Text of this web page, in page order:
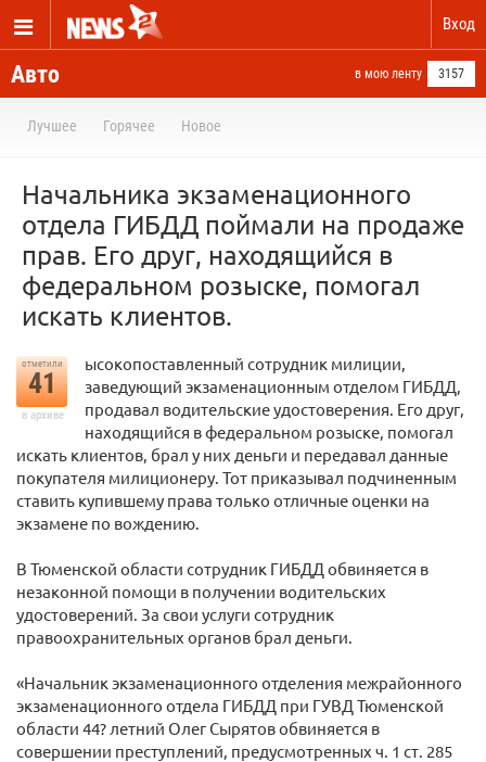
Вход
Авто в мою ленту 3157
Лучшее Горячее Новое
Начальника экзаменационного
отдела ГИБДД поймали на продаже
прав. Его друг, находящийся в
федеральном розыске, помогал
искать клиентов.
отметили
41
в архиве
ысокопоставленный сотрудник милиции,
заведующий экзаменационным отделом ГИБДД,
продавал водительские удостоверения. Его друг,
находящийся в федеральном розыске, помогал
искать клиентов, брал у них деньги и передавал данные
покупателя милиционеру. Тот приказывал подчиненным
ставить купившему права только отличные оценки на
экзамене по вождению.
В Тюменской области сотрудник ГИБДД обвиняется в
незаконной помощи в получении водительских
удостоверений. За свои услуги сотрудник
правоохранительных органов брал деньги.
«Начальник экзаменационного отделения межрайонного
экзаменационного отдела ГИБДД при ГУВД Тюменской
области 44? летний Олег Сырятов обвиняется в
совершении преступлений, предусмотренных ч. 1 ст. 285